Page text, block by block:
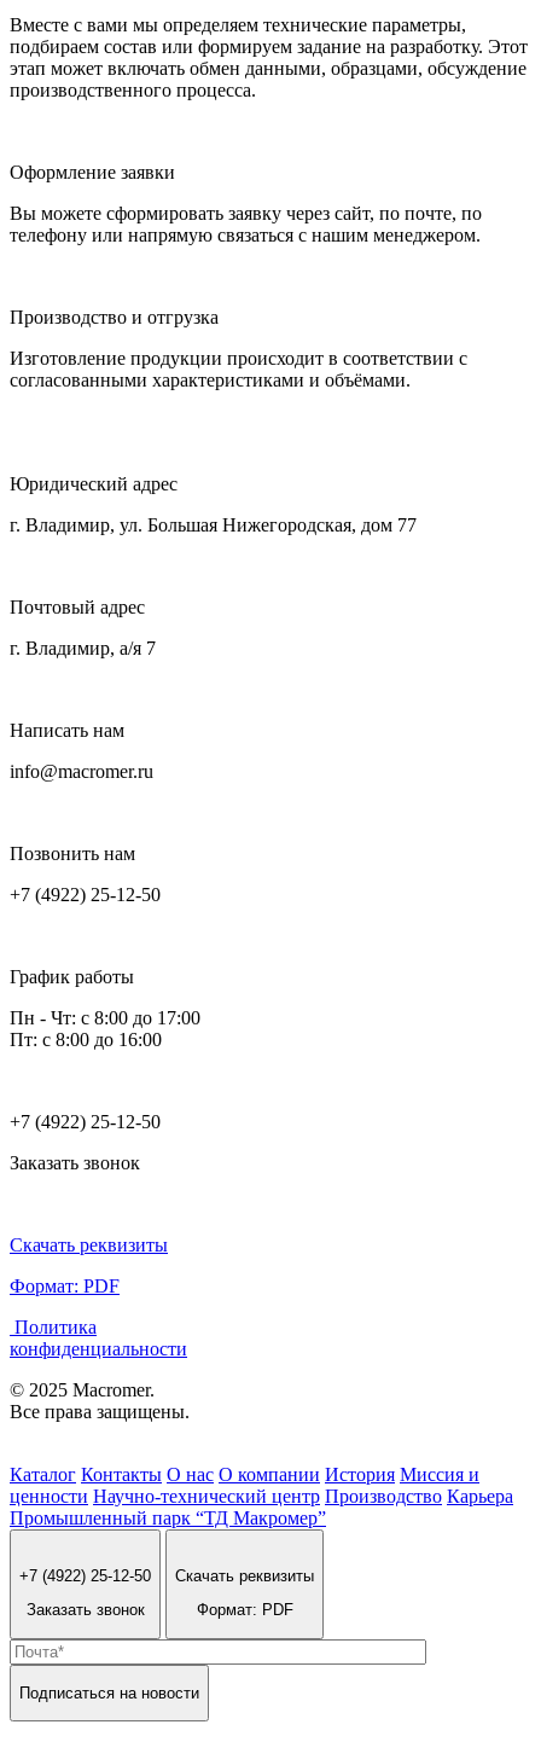
Вместе с вами мы определяем технические параметры,
подбираем состав или формируем задание на разработку. Этот
этап может включать обмен данными, образцами, обсуждение
производственного процесса.
Оформление заявки
Вы можете сформировать заявку через сайт, по почте, по
телефону или напрямую связаться с нашим менеджером.
Производство и отгрузка
Изготовление продукции происходит в соответствии с
согласованными характеристиками и объёмами.
Юридический адрес
г. Владимир, ул. Большая Нижегородская, дом 77
Почтовый адрес
г. Владимир, а/я 7
Написать нам
info@macromer.ru
Позвонить нам
+7 (4922) 25-12-50
График работы
Пн - Чт: с 8:00 до 17:00
Пт: с 8:00 до 16:00
+7 (4922) 25-12-50
Заказать звонок
Скачать реквизиты
Формат: PDF
Политика
конфиденциальности
© 2025 Macromer.
Все права защищены.
Каталог Контакты О нас О компании История Миссия и
ценности Научно-технический центр Производство Карьера
Промышленный парк “ТД Макромер”
+7 (4922) 25-12-50
Заказать звонок
Скачать реквизиты
Формат: PDF
Подписаться на новости